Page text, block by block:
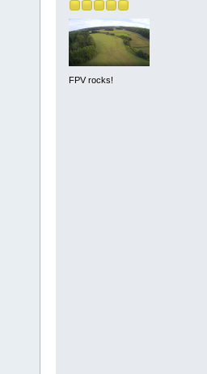
FPV rocks!